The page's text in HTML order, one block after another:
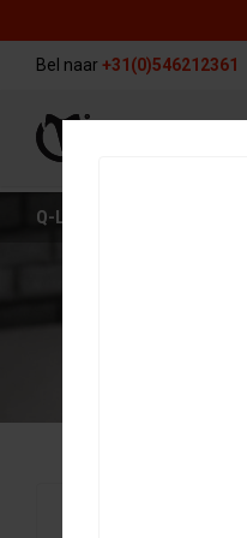
Bel naar +31(0)546212361
Q-LINE